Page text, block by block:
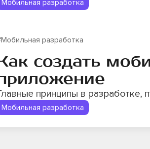
Мобильная разработка
разработка
создать
принципы в разработке,
Мобильная разработка